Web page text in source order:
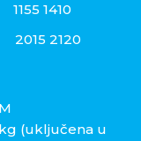
1410
2015 2120
(uključena u